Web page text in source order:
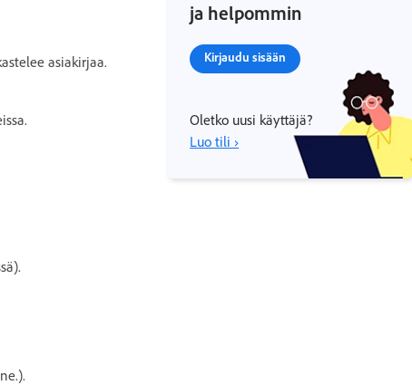
asiakirjaa.
ja helpommin
Kirjaudu sisään
Oletko uusi käyttäjä?
Luo tili ›